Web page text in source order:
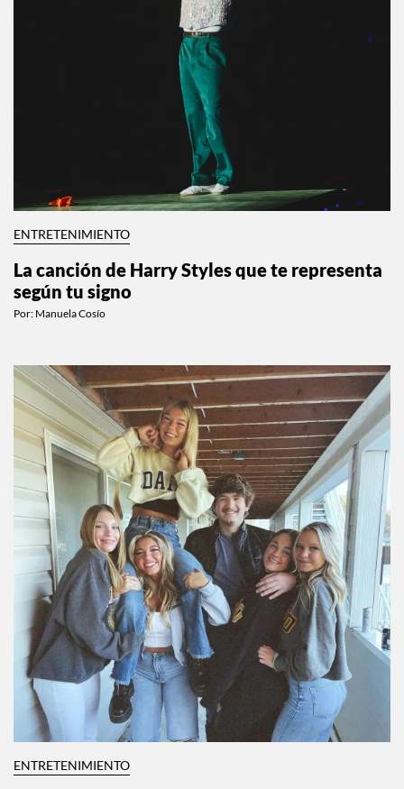
ENTRETENIMIENTO
La canción de Harry Styles que te representa
según tu signo
Por: Manuela Cosío
ENTRETENIMIENTO